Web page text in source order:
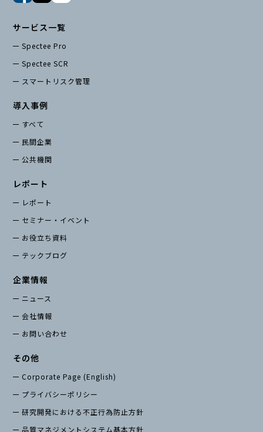
サービス一覧
Spectee Pro
Spectee SCR
スマートリスク管理
導入事例
すべて
民間企業
公共機関
レポート
レポート
セミナー・イベント
お役立ち資料
テックブログ
企業情報
ニュース
会社情報
お問い合わせ
その他
Corporate Page (English)
プライバシーポリシー
研究開発における不正行為防止方針
品質マネジメントシステム基本方針